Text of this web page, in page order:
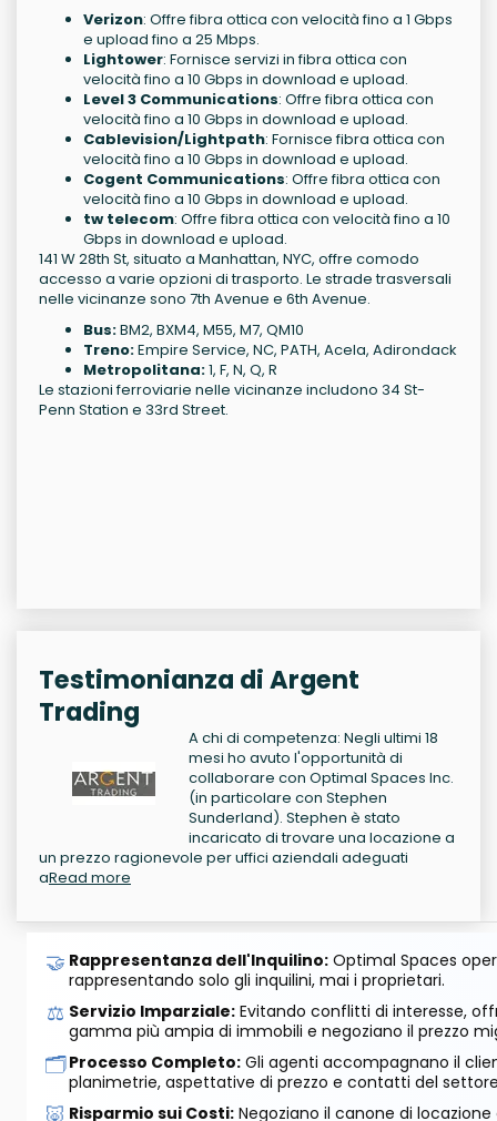
Verizon: Offre fibra ottica con velocità fino a 1 Gbps
e upload fino a 25 Mbps.
Lightower: Fornisce servizi in fibra ottica con
velocità fino a 10 Gbps in download e upload.
Level 3 Communications: Offre fibra ottica con
velocità fino a 10 Gbps in download e upload.
Cablevision/Lightpath: Fornisce fibra ottica con
velocità fino a 10 Gbps in download e upload.
Cogent Communications: Offre fibra ottica con
velocità fino a 10 Gbps in download e upload.
tw telecom: Offre fibra ottica con velocità fino a 10
Gbps in download e upload.
141 W 28th St, situato a Manhattan, NYC, offre comodo
accesso a varie opzioni di trasporto. Le strade trasversali
nelle vicinanze sono 7th Avenue e 6th Avenue.
Bus:BM2, BXM4, M55, M7, QM10
Treno:Empire Service, NC, PATH, Acela, Adirondack
Metropolitana:1, F, N, Q, R
Le stazioni ferroviarie nelle vicinanze includono 34 St-
Penn Station e 33rd Street.
Testimonianza di Argent
Trading
A chi di competenza: Negli ultimi 18
mesi ho avuto l'opportunità di
collaborare con Optimal Spaces Inc.
(in particolare con Stephen
Sunderland). Stephen è stato
incaricato di trovare una locazione a
un prezzo ragionevole per uffici aziendali adeguati
aRead more
🤝 Rappresentanza dell'Inquilino: Optimal Spaces
rappresentando solo gli inquilini, mai i proprietari.
⚖️ Servizio Imparziale: Evitando conflitti di interesse,
gamma più ampia di immobili e negoziano il prezzo
🗂️Processo Completo: Gli agenti accompagnano il
planimetrie, aspettative di prezzo e contatti del
🐷 Risparmio sui Costi: Negoziano il canone di